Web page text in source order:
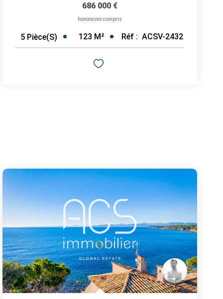
686 000 €
honoraires compris
5 Pièce(s) 123 M² Réf : ACSV-2432